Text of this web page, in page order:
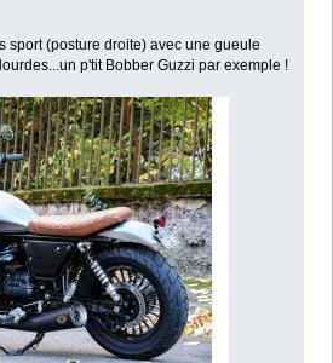
sport (posture droite) avec une gueule
p'tit Bobber Guzzi par exemple !